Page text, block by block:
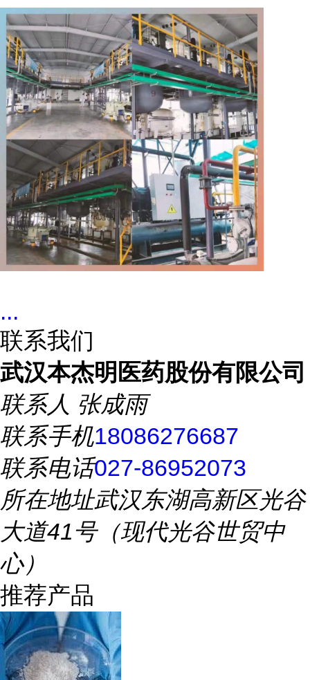
...
联系我们
武汉本杰明医药股份有限公司
联系人 张成雨
联系手机18086276687
联系电话027-86952073
所在地址武汉东湖高新区光谷
大道41号（现代光谷世贸中
心）
推荐产品